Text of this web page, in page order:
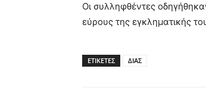
Οι συλληφθέντες
εύρους της εγκληματικής
ΕΤΙΚΕΤΕΣ ΔΙΑΣ